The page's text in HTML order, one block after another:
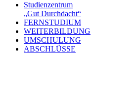
Studienzentrum
„Gut Durchdacht“
FERNSTUDIUM
WEITERBILDUNG
UMSCHULUNG
ABSCHLÜSSE